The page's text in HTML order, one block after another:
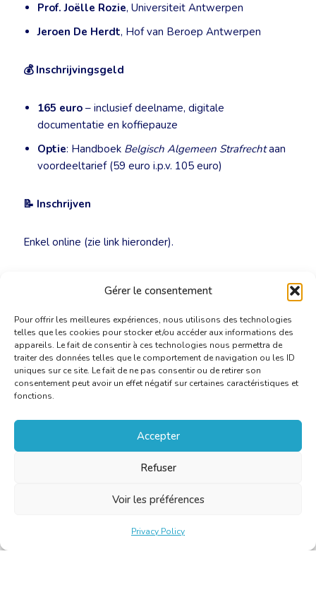
Gérer le consentement
Pour offrir les meilleures expériences, nous utilisons des technologies
telles que les cookies pour stocker et/ou accéder aux informations des
appareils. Le fait de consentir à ces technologies nous permettra de
traiter des données telles que le comportement de navigation ou les ID
uniques sur ce site. Le fait de ne pas consentir ou de retirer son
consentement peut avoir un effet négatif sur certaines caractéristiques et
fonctions.
Accepter
Refuser
Voir les préférences
Privacy Policy
Prof. Joëlle Rozie, Universiteit Antwerpen
Jeroen De Herdt, Hof van Beroep Antwerpen
💰Inschrijvingsgeld
165 euro – inclusief deelname, digitale
documentatie en koffiepauze
Optie: Handboek Belgisch Algemeen Strafrechtaan
voordeeltarief (59 euro i.p.v. 105 euro)
📝 Inschrijven
Enkel online (zie link hieronder).
https://www.uantwerpen.be/nl/centra/nexus/